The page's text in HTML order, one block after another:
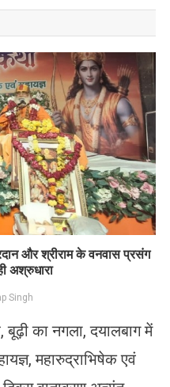
और श्रीराम के वनवास प्रसंग
अश्रुधारा
Singh
का नगला, दयालबाग में
महारुद्राभिषेक एवं